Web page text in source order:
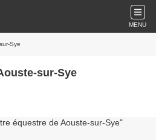
MENU
Sye
sur-Sye